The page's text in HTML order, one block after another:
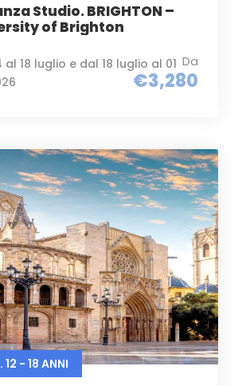
Studio. BRIGHTON –
of Brighton
Da
€3,280
al 18 luglio e dal 18 luglio al 01
12 - 18 ANNI